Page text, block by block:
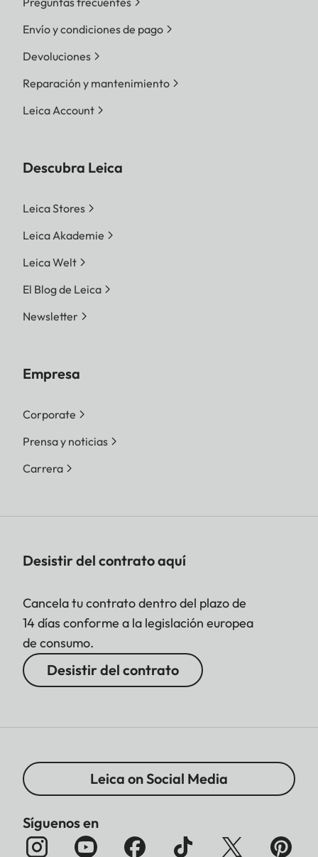
Envío y condiciones de pago
Devoluciones
Reparación y mantenimiento
Leica Account
Descubra Leica
Leica Stores
Leica Akademie
Leica Welt
El Blog de Leica
Newsletter
Empresa
Corporate
Prensa y noticias
Carrera
Desistir del contrato aquí
Cancela tu contrato dentro del plazo de
14 días conforme a la legislación europea
de consumo.
Desistir del contrato
Leica on Social Media
Síguenos en